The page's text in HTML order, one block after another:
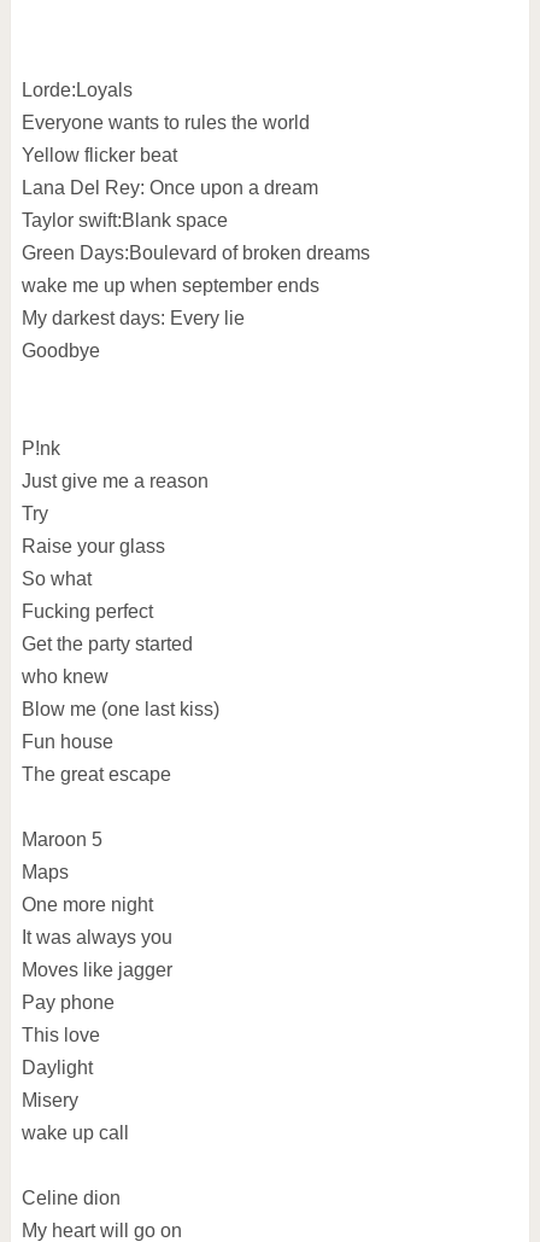
Lorde:Loyals
Everyone wants to rules the world
Yellow flicker beat
Lana Del Rey: Once upon a dream
Taylor swift:Blank space
Green Days:Boulevard of broken dreams
wake me up when september ends
My darkest days: Every lie
Goodbye
P!nk
Just give me a reason
Try
Raise your glass
So what
Fucking perfect
Get the party started
who knew
Blow me (one last kiss)
Fun house
The great escape
Maroon 5
Maps
One more night
It was always you
Moves like jagger
Pay phone
This love
Daylight
Misery
wake up call
Celine dion
My heart will go on